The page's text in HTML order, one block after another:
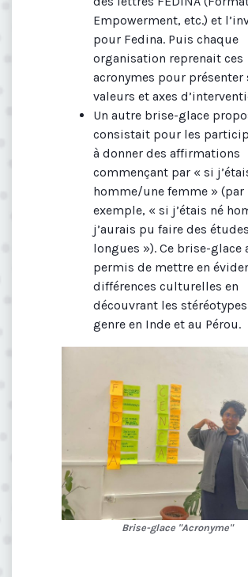
Empowerment, etc.) et
pour Fedina. Puis chaque
organisation reprenait ces
acronymes pour présenter
valeurs et axes
Un autre brise-glace
consistait pour les
à donner des affirmations
commençant par « si
homme/une femme » (par
exemple, « si j’étais né
j’aurais pu faire des études
longues »). Ce brise-glace
permis de mettre en
différences culturelles en
découvrant les
genre en Inde et au Pérou.
Brise-glace "Acronyme"